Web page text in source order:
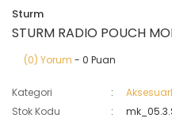
Sturm
STURM RADIO POUCH
(0) Yorum - 0 Puan
Kategori
Stok Kodu